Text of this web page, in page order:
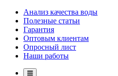
Анализ качества воды
Полезные статьи
Гарантия
Оптовым клиентам
Опросный лист
Наши работы